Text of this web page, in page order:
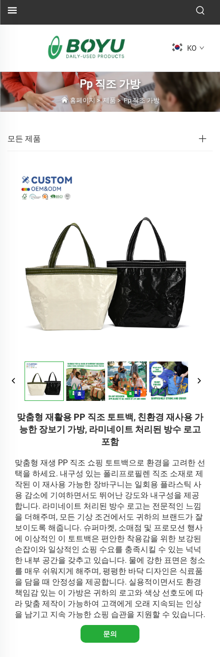
KO
Pp 직조 가방
홈페이지 >제품 >Pp 직조 가방
모든 제품
맞춤형 재활용 PP 직조 토트백, 친환경 재사용 가
능한 장보기 가방, 라미네이트 처리된 방수 로고
포함
맞춤형 재생 PP 직조 쇼핑 토트백으로 환경을 고려한 선
택을 하세요. 내구성 있는 폴리프로필렌 직조 소재로 제
작된 이 재사용 가능한 장바구니는 일회용 플라스틱 사
용 감소에 기여하면서도 뛰어난 강도와 내구성을 제공
합니다. 라미네이트 처리된 방수 로고는 전문적인 느낌
을 더해주며, 모든 기상 조건에서도 귀하의 브랜드가 잘
보이도록 해줍니다. 슈퍼마켓, 소매점 및 프로모션 행사
에 이상적인 이 토트백은 편안한 착용감을 위한 보강된
손잡이와 일상적인 쇼핑 수요를 충족시킬 수 있는 넉넉
한 내부 공간을 갖추고 있습니다. 물에 강한 표면은 청소
를 매우 쉬워지게 해주며, 평평한 바닥 디자인은 식료품
을 담을 때 안정성을 제공합니다. 실용적이면서도 환경
책임감 있는 이 가방은 귀하의 로고와 색상 선호도에 따
라 맞춤 제작이 가능하여 고객에게 오래 지속되는 인상
을 남기고 지속 가능한 쇼핑 습관을 지원할 수 있습니다.
문의